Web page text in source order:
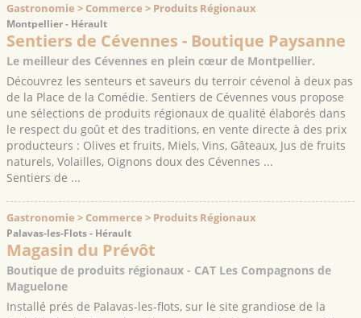
Gastronomie > Commerce > Produits Régionaux
Montpellier - Hérault
Sentiers de Cévennes - Boutique Paysanne
Le meilleur des Cévennes en plein cœur de Montpellier.
Découvrez les senteurs et saveurs du terroir cévenol à deux pas
de la Place de la Comédie. Sentiers de Cévennes vous propose
une sélections de produits régionaux de qualité élaborés dans
le respect du goût et des traditions, en vente directe à des prix
producteurs : Olives et fruits, Miels, Vins, Gâteaux, Jus de fruits
naturels, Volailles, Oignons doux des Cévennes ...
Sentiers de ...
Gastronomie > Commerce > Produits Régionaux
Palavas-les-Flots - Hérault
Magasin du Prévôt
Boutique de produits régionaux - CAT Les Compagnons de
Maguelone
Installé prés de Palavas-les-flots, sur le site grandiose de la